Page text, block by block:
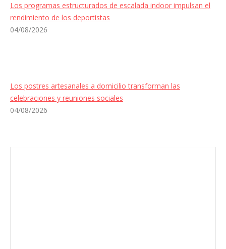
Los programas estructurados de escalada indoor impulsan el
rendimiento de los deportistas
04/08/2026
Los postres artesanales a domicilio transforman las
celebraciones y reuniones sociales
04/08/2026